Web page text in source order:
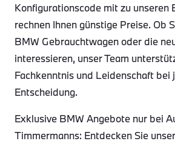
Konfigurationscode mit zu unseren
rechnen Ihnen günstige Preise. Ob
BMW Gebrauchtwagen oder die
interessieren, unser Team
Fachkenntnis und Leidenschaft bei
Entscheidung.
Exklusive BMW Angebote nur bei
Timmermanns: Entdecken Sie